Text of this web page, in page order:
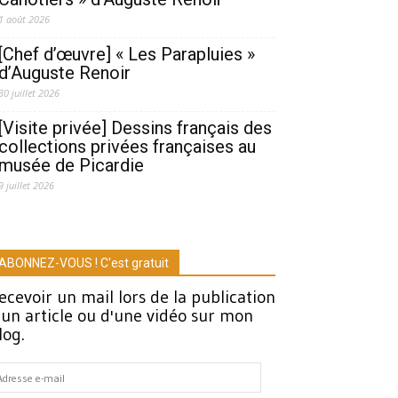
1 août 2026
[Chef d’œuvre] « Les Parapluies »
d’Auguste Renoir
juillet 2026
[Visite privée] Dessins français des
collections privées françaises au
musée de Picardie
juillet 2026
VOUS ! C'est gratuit
un mail lors de la publication
article ou d'une vidéo sur mon